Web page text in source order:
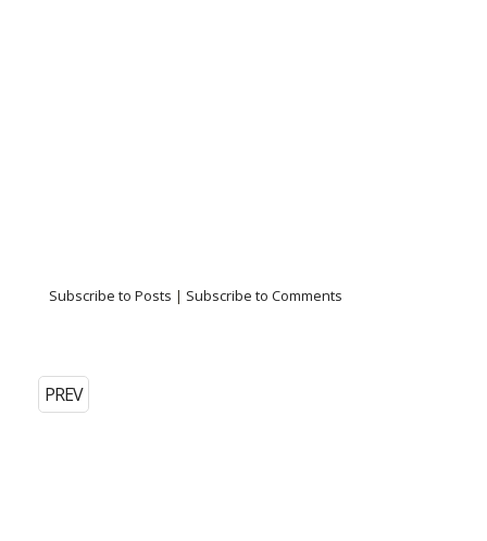
Subscribe to Posts | Subscribe to Comments
PREV